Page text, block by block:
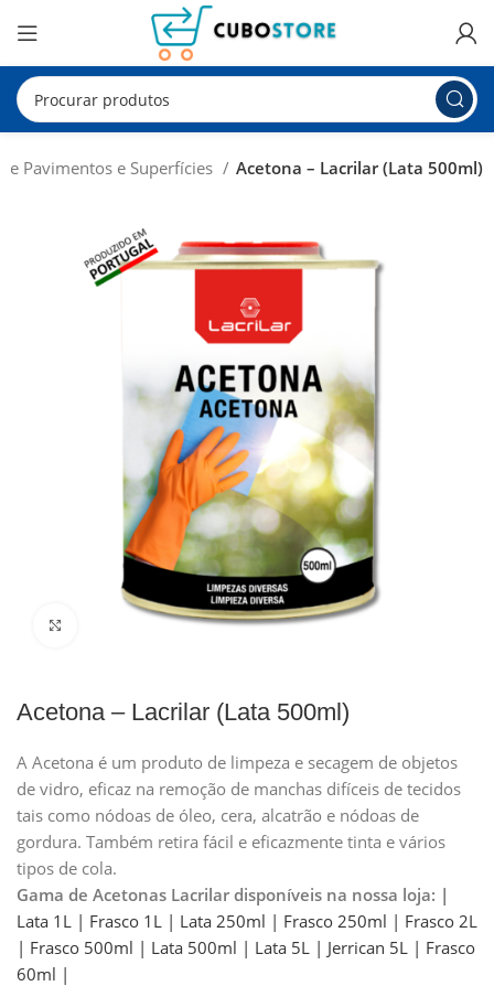
Pavimentos e Superfícies Acetona – Lacrilar (Lata 500ml)
Clique para ampliar
Acetona – Lacrilar (Lata 500ml)
A Acetona é um produto de limpeza e secagem de objetos
de vidro, eficaz na remoção de manchas difíceis de tecidos
tais como nódoas de óleo, cera, alcatrão e nódoas de
gordura. Também retira fácil e eficazmente tinta e vários
tipos de cola.
Gama de Acetonas Lacrilar disponíveis na nossa loja: |
Lata 1L | Frasco 1L | Lata 250ml | Frasco 250ml | Frasco 2L
| Frasco 500ml | Lata 500ml | Lata 5L | Jerrican 5L | Frasco
60ml |